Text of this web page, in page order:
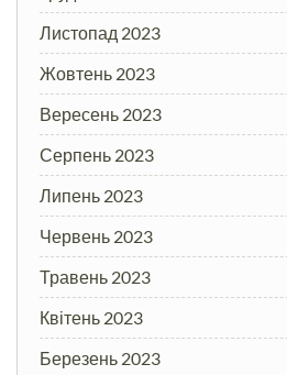
Листопад 2023
Жовтень 2023
Вересень 2023
Серпень 2023
Липень 2023
Червень 2023
Травень 2023
Квітень 2023
Березень 2023